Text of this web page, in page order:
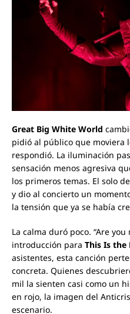
Great Big White World
pidió al público que moviera
respondió. La iluminación
sensación menos agresiva
los primeros temas. El solo
y dio al concierto un
la tensión que ya se había
La calma duró poco. “Are
introducción para This Is the
asistentes, esta canción
concreta. Quienes
mil la sienten casi como un
en rojo, la imagen del
escenario.